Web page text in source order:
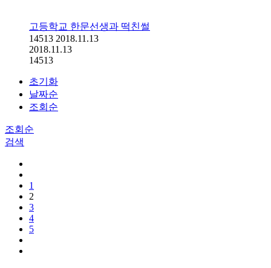
고등학교 한문선생과 떡친썰
14513 2018.11.13
2018.11.13
14513
초기화
날짜순
조회순
조회순
검색
1
2
3
4
5